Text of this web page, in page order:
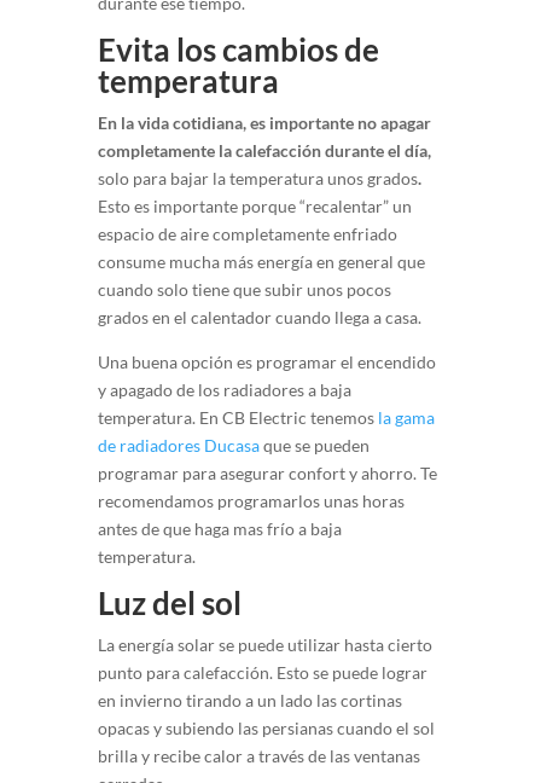
Evita los cambios de
temperatura
En la vida cotidiana, es importante no apagar
completamente la calefacción durante el día,
solo para bajar la temperatura unos grados.
Esto es importante porque “recalentar” un
espacio de aire completamente enfriado
consume mucha más energía en general que
cuando solo tiene que subir unos pocos
grados en el calentador cuando llega a casa.
Una buena opción es programar el encendido
y apagado de los radiadores a baja
temperatura. En CB Electric tenemos la gama
de radiadores Ducasaque se pueden
programar para asegurar confort y ahorro. Te
recomendamos programarlos unas horas
antes de que haga mas frío a baja
temperatura.
Luz del sol
La energía solar se puede utilizar hasta cierto
punto para calefacción. Esto se puede lograr
en invierno tirando a un lado las cortinas
opacas y subiendo las persianas cuando el sol
brilla y recibe calor a través de las ventanas